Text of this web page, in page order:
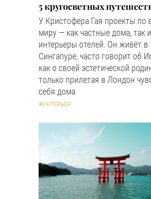
5 кругосветных
У Кристофера Гая проекты по
миру — как частные дома, так и
интерьеры отелей. Он живёт в
Сингапуре, часто говорит об
как о своей эстетической
только прилетая в Лондон
себя дома
#ИНТЕРЬЕР